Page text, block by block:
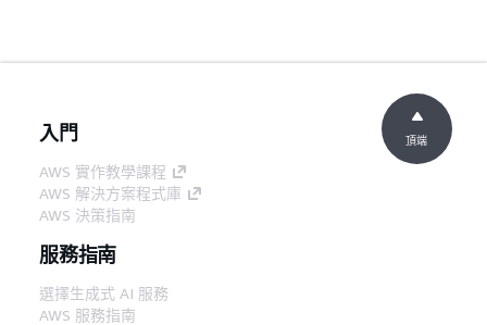
入門
AWS 實作教學課程
AWS 解決方案程式庫
AWS 決策指南
服務指南
選擇生成式 AI 服務
AWS 服務指南
頂端